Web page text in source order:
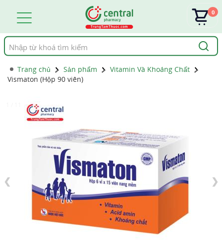
Tìm
kiếm
0
Trang chủ Sản phẩm
Vitamin Và Khoáng Chất
Vismaton (Hộp 90 viên)
❮ ❯